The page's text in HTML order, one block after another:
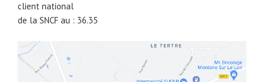
client national
de la SNCF au : 36.35